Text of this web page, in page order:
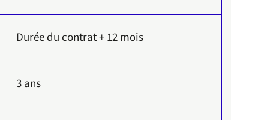
Durée du contrat + 12 mois
3 ans